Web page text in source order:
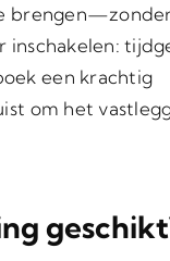
inschakelen:
een krachtig
om het